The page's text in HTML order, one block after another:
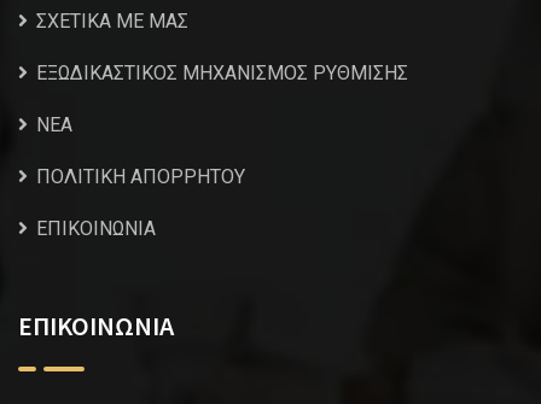
ΣΧΕΤΙΚΑ ΜΕ ΜΑΣ
ΕΞΩΔΙΚΑΣΤΙΚΟΣ ΜΗΧΑΝΙΣΜΟΣ ΡΥΘΜΙΣΗΣ
NEA
ΠΟΛΙΤΙΚΗ ΑΠΟΡΡΗΤΟΥ
ΕΠΙΚΟΙΝΩΝΙΑ
ΕΠΙΚΟΙΝΩΝΙΑ